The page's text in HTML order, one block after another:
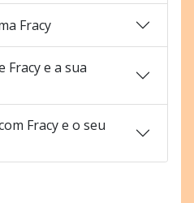
Fracy
Fracy e a sua
Fracy e o seu